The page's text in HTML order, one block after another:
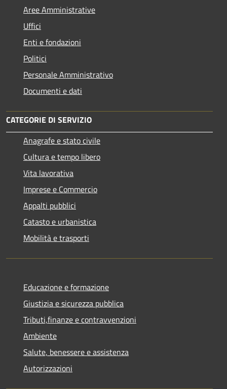
Aree Amministrative
Uffici
Enti e fondazioni
Politici
Personale Amministrativo
Documenti e dati
CATEGORIE DI SERVIZIO
Anagrafe e stato civile
Cultura e tempo libero
Vita lavorativa
Imprese e Commercio
Appalti pubblici
Catasto e urbanistica
Mobilità e trasporti
Educazione e formazione
Giustizia e sicurezza pubblica
Tributi,finanze e contravvenzioni
Ambiente
Salute, benessere e assistenza
Autorizzazioni